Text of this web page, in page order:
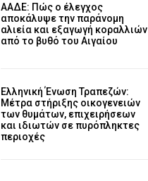
ΑΑΔΕ: Πώς ο έλεγχος
αποκάλυψε την παράνομη
αλιεία και εξαγωγή κοραλλιών
από το βυθό του Αιγαίου
Ελληνική Ένωση Τραπεζών:
Μέτρα στήριξης οικογενειών
των θυμάτων, επιχειρήσεων
και ιδιωτών σε πυρόπληκτες
περιοχές